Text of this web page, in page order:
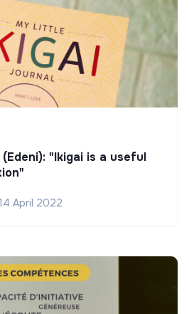
"Ikigai is a useful
14 April 2022